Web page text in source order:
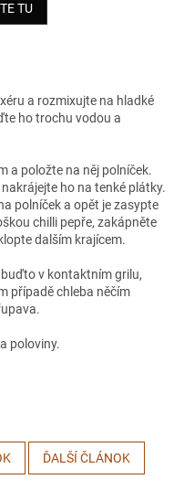
TU
a rozmixujte na hladké
ho trochu vodou a
a položte na něj polníček.
ho na tenké plátky.
polníček a opět je zasypte
chilli pepře, zakápněte
dalším krajícem.
v kontaktním grilu,
případě chleba něčím
poloviny.
ĎALŠÍ ČLÁNOK